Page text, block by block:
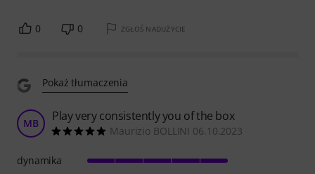
0 0 ZGŁOŚ NADUŻYCIE
Pokaż tłumaczenia
MB Play very consistently you of the box
Maurizio BOLLINI 06.10.2023
dynamika